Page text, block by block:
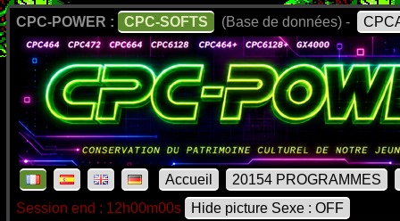
CPC-POWER : CPC-SOFTS (Base de données) -
Accueil
20154 PROGRAMMES
Session end : 12h00m00s
Hide picture Sexe : OFF